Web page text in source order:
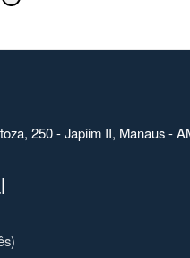
250 - Japiim II, Manaus -